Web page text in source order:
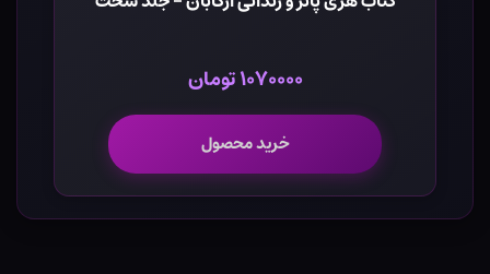
۱۰۷۰۰۰۰ تومان
خرید محصول